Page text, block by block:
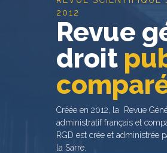
2012
Revue
droit
Créée en 2012, la Revue
administratif français et
RGD est crée et administrée
la Sarre.